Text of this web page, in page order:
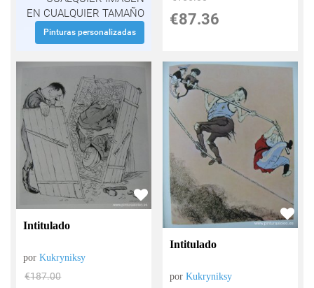
EN CUALQUIER TAMAÑO
Pinturas personalizadas
€87.36
Intitulado
porKukryniksy
€187.00
Intitulado
porKukryniksy